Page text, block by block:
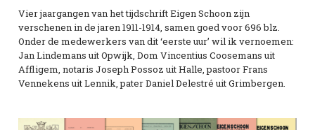
Vier jaargangen van het tijdschrift Eigen Schoon zijn
verschenen in de jaren 1911-1914, samen goed voor 696 blz.
Onder de medewerkers van dit ‘eerste uur’ wil ik vernoemen:
Jan Lindemans uit Opwijk, Dom Vincentius Coosemans uit
Affligem, notaris Joseph Possoz uit Halle, pastoor Frans
Vennekens uit Lennik, pater Daniel Delestré uit Grimbergen.